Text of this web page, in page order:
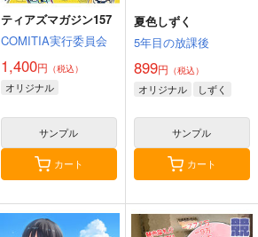
ティアズマガジン157
COMITIA実行委員会
1,400円 （税込）
オリジナル
サンプル
カート
夏色しずく
5年目の放課後
899円 （税込）
オリジナル しずく
サンプル
カート